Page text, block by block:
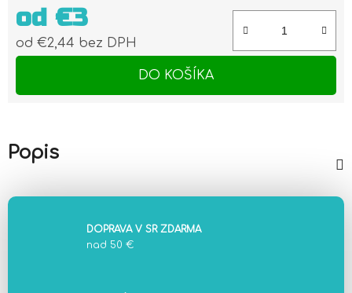
od €3
od €2,44 bez DPH
DO KOŠÍKA
Popis
DOPRAVA V SR ZDARMA
nad 50 €